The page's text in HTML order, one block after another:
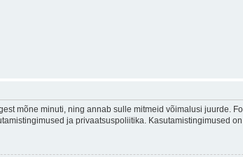
mõne minuti, ning annab sulle mitmeid võimalusi juurde.
ja privaatsuspoliitika. Kasutamistingimused